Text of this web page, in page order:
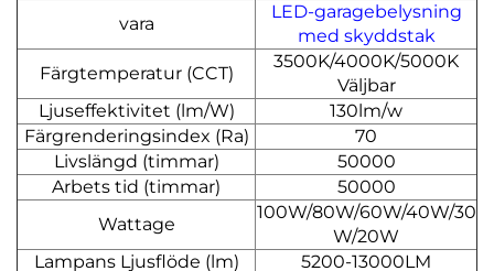
vara
LED-garagebelysning
med skyddstak
Färgtemperatur (CCT)
3500K/4000K/5000K
Väljbar
Ljuseffektivitet (lm/W)
130lm/w
Färgrenderingsindex (Ra)
70
Livslängd (timmar)
50000
Arbets tid (timmar)
50000
Wattage
100W/80W/60W/40W/30
W/20W
Lampans Ljusflöde (lm)
5200-13000LM